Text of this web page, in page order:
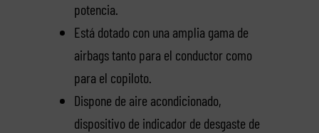
potencia.
Está dotado con una amplia gama de
airbags tanto para el conductor como
para el copiloto.
Dispone de aire acondicionado,
dispositivo de indicador de desgaste de